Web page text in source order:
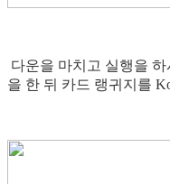
다운을 마치고 실행을 하
을 한 뒤 카드 랭귀지를